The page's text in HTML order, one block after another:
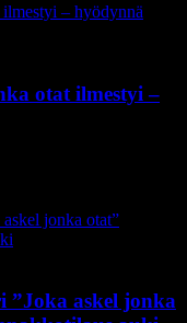
otat ilmestyi –
”Joka askel jonka